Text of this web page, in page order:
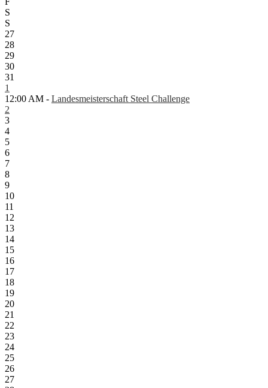
S
S
27
28
29
30
31
1
12:00 AM - Landesmeisterschaft Steel Challenge
2
3
4
5
6
7
8
9
10
11
12
13
14
15
16
17
18
19
20
21
22
23
24
25
26
27